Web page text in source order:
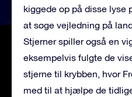
kiggede op på disse lyse
at søge vejledning på
Stjerner spiller også en
eksempelvis fulgte de
stjerne til krybben, hvor
med til at hjælpe de